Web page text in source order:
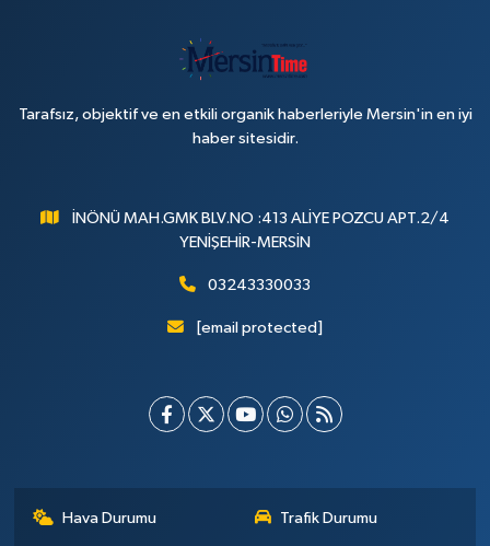
Tarafsız, objektif ve en etkili organik haberleriyle Mersin'in en iyi
haber sitesidir.
İNÖNÜ MAH.GMK BLV.NO :413 ALİYE POZCU APT.2/4
YENİŞEHİR-MERSİN
03243330033
[email protected]
Hava Durumu Trafik Durumu